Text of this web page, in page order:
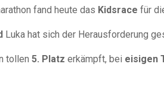
fand heute das Kidsrace für
Luka hat sich der Herausforderung
tollen 5. Platz erkämpft, bei eisigen